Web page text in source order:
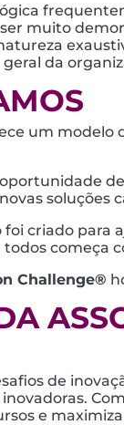
muito
da
um modelo
oportunidade
foi criado para
começa
Challenge®
de
e